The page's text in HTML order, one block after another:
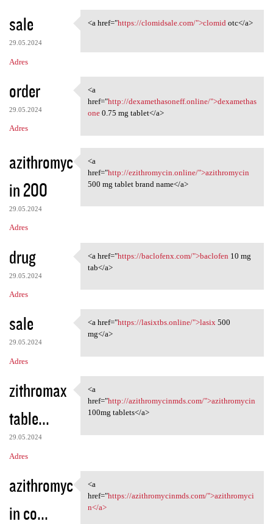
sale
29.05.2024
Adres
<a href="https://clomidsale
<a href="https://clomidsale.com/">clomidotc</a>
order
29.05.2024
Adres
<a href="http:/
<a
href="http://dexamethasoneff.online/">dexamethas
one0.75 mg tablet</a>
azithromyc
in 200
29.05.2024
Adres
<a href="http://ezithromycin
<a
href="http://ezithromycin.online/">azithromycin
500 mg tablet brand name</a>
drug
29.05.2024
Adres
<a href="https://baclofenx
<a href="https://baclofenx.com/">baclofen 10 mg
tab</a>
sale
29.05.2024
Adres
<a href="https://lasixtbs
<a href="https://lasixtbs.online/">lasix500
mg</a>
zithromax
table...
29.05.2024
Adres
<a href="http:/
<a
href="http://azithromycinmds.com/">azithromycin
100mg tablets</a>
azithromyc
in co...
<a href="https:/
<a
href="https://azithromycinmds.com/">azithromyci
n</a>